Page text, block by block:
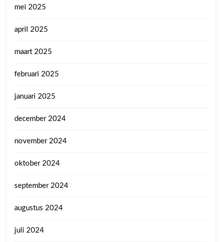
mei 2025
april 2025
maart 2025
februari 2025
januari 2025
december 2024
november 2024
oktober 2024
september 2024
augustus 2024
juli 2024